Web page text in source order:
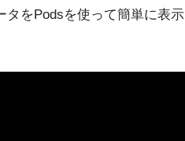
タをPodsを使って簡単に表示